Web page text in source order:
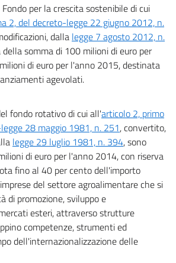
per la crescita sostenibile di cui
2, del decreto-legge 22 giugno 2012, n.
dalla legge 7 agosto 2012, n.
somma di 100 milioni di euro per
di euro per l'anno 2015, destinata
agevolati.
fondo rotativo di cui all'articolo 2, primo
28 maggio 1981, n. 251, convertito,
legge 29 luglio 1981, n. 394, sono
di euro per l'anno 2014, con riserva
fino al 40 per cento dell'importo
del settore agroalimentare che si
di promozione, sviluppo e
esteri, attraverso strutture
competenze, strumenti ed
dell'internazionalizzazione delle